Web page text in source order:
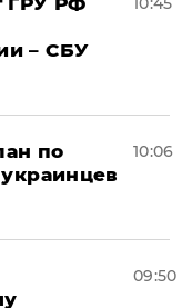
– СБУ
по
10:06
09:50